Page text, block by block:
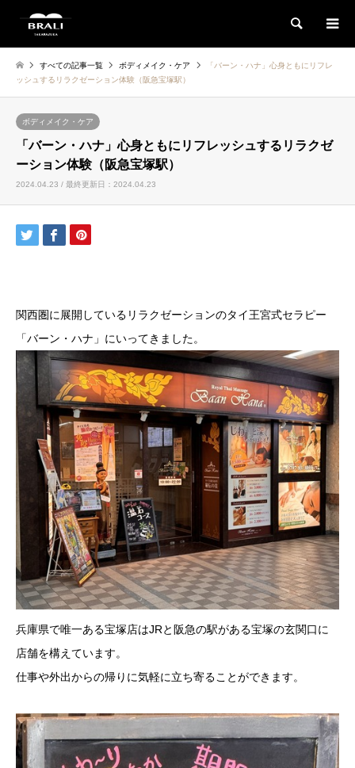
検索
すべての記事一覧 ボディメイク・ケア
「バーン・ハナ」心身ともにリフレ
ッシュするリラクゼーション体験（阪急宝塚駅）
ボディメイク・ケア
「バーン・ハナ」心身ともにリフレッシュするリラクゼ
ーション体験（阪急宝塚駅）
2024.04.23 / 最終更新日：2024.04.23
関西圏に展開しているリラクゼーションのタイ王宮式セラピー
「バーン・ハナ」にいってきました。
兵庫県で唯一ある宝塚店はJRと阪急の駅がある宝塚の玄関口に
店舗を構えています。
仕事や外出からの帰りに気軽に立ち寄ることができます。